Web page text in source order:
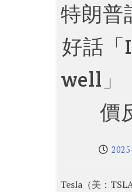
特朗普
好話
well」
價
Tesla（美：